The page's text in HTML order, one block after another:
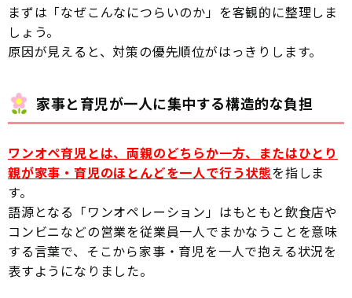
まずは「なぜこんなにつらいのか」を客観的に整理しま
しょう。
原因が見えると、対策の優先順位がはっきりします。
家事と育児が一人に集中する構造的な負担
ワンオペ育児とは、両親のどちらか一方、またはひとり
親が家事・育児のほとんどを一人で行う状態を指しま
す。
語源となる「ワンオペレーション」はもともと飲食店や
コンビニなどの営業を従業員一人でまかなうことを意味
する言葉で、そこから家事・育児を一人で抱える状況を
表すようになりました。